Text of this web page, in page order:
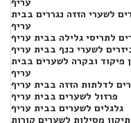
לשערי הזזה נגררים בבית
עריף
לתריסי גלילה בבית עריף
לשערי כנף בבית עריף
פיקוד ובקרה לשערים בבית
עריף
לדלתות הזזה בבית עריף
פרזול לשערים בבית עריף
גלגלים לשערים בבית עריף
תיקון מסילות לשערים קורות